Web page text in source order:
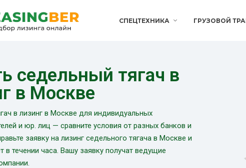
СПЕЦТЕХНИКА ГРУЗОВОЙ
седельный тягач в
в Москве
в лизинг в Москве для индивидуальных
и юр. лиц — сравните условия от разных банков и
заявку на лизинг седельного тягача в Москве и
в течении часа. Вашу заявку получат ведущие